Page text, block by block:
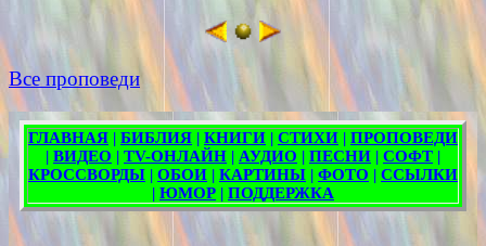
Все проповеди